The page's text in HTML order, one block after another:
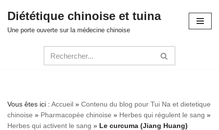
Aller
Diététique chinoise et tuina
Une porte ouverte sur la médecine chinoise
Vous êtes ici : Accueil » Contenu du blog pour Tui Na et dietetique
chinoise » Pharmacopée chinoise » Herbes qui régulent le sang »
Herbes qui activent le sang » Le curcuma (Jiang Huang)